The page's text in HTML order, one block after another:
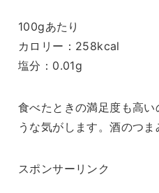
100gあたり
カロリー：258kcal
塩分：0.01g
食べたときの満足度も高
うな気がします。酒のつ
スポンサーリンク